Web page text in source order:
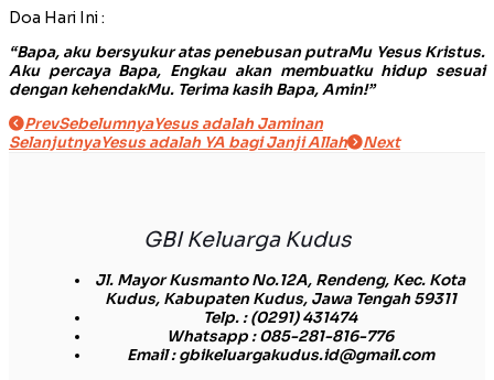
Doa Hari Ini :
“Bapa, aku bersyukur atas penebusan putraMu Yesus Kristus.
Aku percaya Bapa, Engkau akan membuatku hidup sesuai
dengan kehendakMu. Terima kasih Bapa, Amin!”
PrevSebelumnyaYesus adalah Jaminan
SelanjutnyaYesus adalah YA bagi Janji Allah Next
GBI Keluarga Kudus
Jl. Mayor Kusmanto No.12A, Rendeng, Kec. Kota
Kudus, Kabupaten Kudus, Jawa Tengah 59311
Telp.: (0291) 431474
Whatsapp: 085-281-816-776
Email: gbikeluargakudus.id@gmail.com